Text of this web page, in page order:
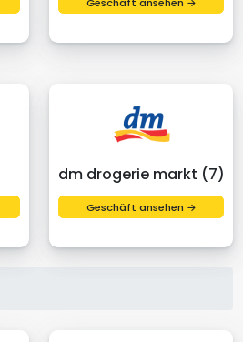
dm drogerie markt (7)
Geschäft ansehen →